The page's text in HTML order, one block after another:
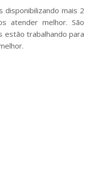
disponibilizando mais 2
atender melhor. São
estão trabalhando para